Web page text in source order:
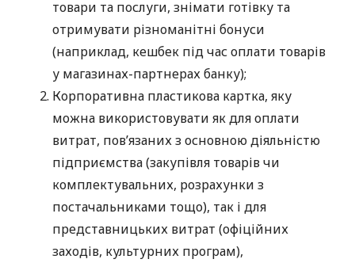
товари та послуги, знімати готівку та
отримувати різноманітні бонуси
(наприклад, кешбек під час оплати товарів
у магазинах-партнерах банку);
Корпоративна пластикова картка, яку
можна використовувати як для оплати
витрат, пов’язаних з основною діяльністю
підприємства (закупівля товарів чи
комплектувальних, розрахунки з
постачальниками тощо), так і для
представницьких витрат (офіційних
заходів, культурних програм),